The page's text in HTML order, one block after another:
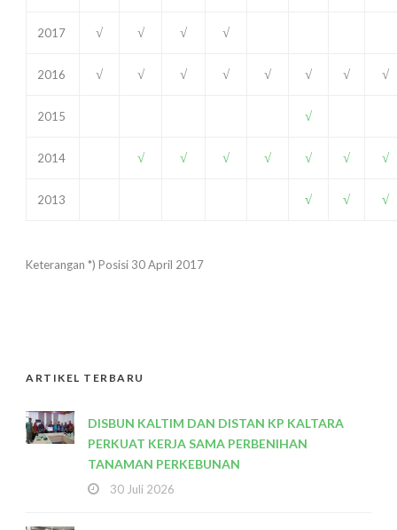
2017 √ √ √ √
2016 √ √ √ √ √ √ √ √
2015 √
2014 √ √ √ √ √ √ √
2013 √ √ √
Keterangan *) Posisi 30 April 2017
ARTIKEL TERBARU
DISBUN KALTIM DAN DISTAN KP KALTARA
PERKUAT KERJA SAMA PERBENIHAN
TANAMAN PERKEBUNAN
30 Juli 2026